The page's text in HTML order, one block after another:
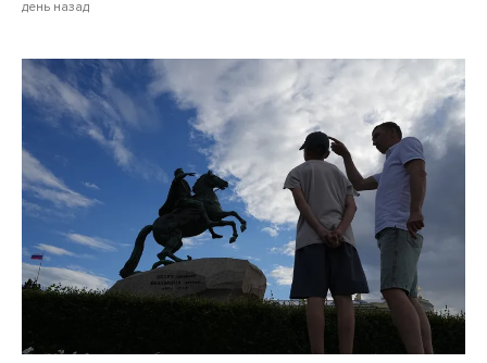
день назад